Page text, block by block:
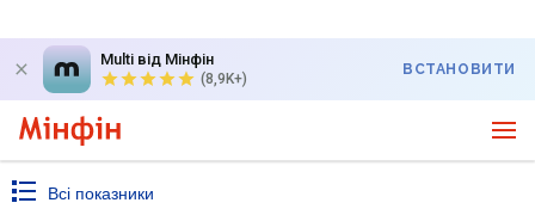
Multi від Мінфін
(8,9K+)
ВСТАНОВИТИ
Всі показники